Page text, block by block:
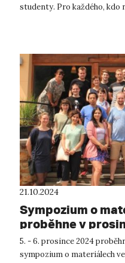
studenty. Pro každého, kdo
21.10.2024
Sympozium o
proběhne v
5. - 6. prosince 2024
sympozium o materiálech